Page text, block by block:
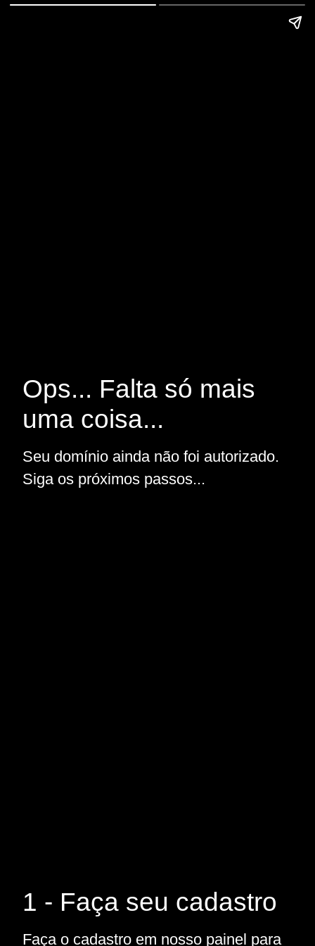
Ops... Falta só mais
uma coisa...
Seu domínio ainda não foi autorizado.
Siga os próximos passos...
1 - Faça seu cadastro
Faça o cadastro em nosso painel para